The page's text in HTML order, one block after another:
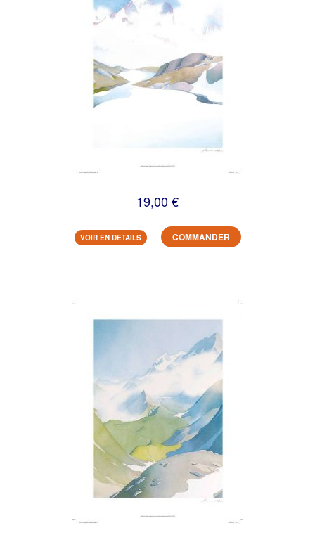
19,00 €
VOIR EN DETAILS COMMANDER